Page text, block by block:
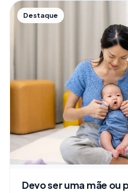
Destaque
Devo ser uma mãe ou